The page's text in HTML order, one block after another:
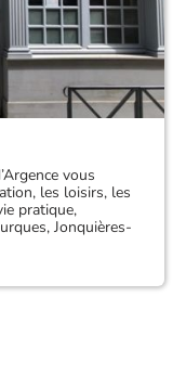
vous
les loisirs, les
pratique,
Jonquières-